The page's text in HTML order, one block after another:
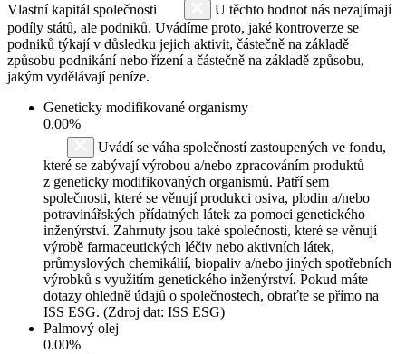
Vlastní kapitál společnosti
U těchto hodnot nás nezajímají
podíly států, ale podniků. Uvádíme proto, jaké kontroverze se
podniků týkají v důsledku jejich aktivit, částečně na základě
způsobu podnikání nebo řízení a částečně na základě způsobu,
jakým vydělávají peníze.
Geneticky modifikované organismy
0.00%
Uvádí se váha společností zastoupených ve fondu,
které se zabývají výrobou a/nebo zpracováním produktů
z geneticky modifikovaných organismů. Patří sem
společnosti, které se věnují produkci osiva, plodin a/nebo
potravinářských přídatných látek za pomoci genetického
inženýrství. Zahrnuty jsou také společnosti, které se věnují
výrobě farmaceutických léčiv nebo aktivních látek,
průmyslových chemikálií, biopaliv a/nebo jiných spotřebních
výrobků s využitím genetického inženýrství. Pokud máte
dotazy ohledně údajů o společnostech, obraťte se přímo na
ISS ESG. (Zdroj dat: ISS ESG)
Palmový olej
0.00%